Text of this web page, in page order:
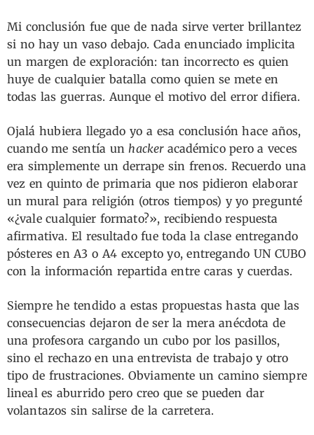
Mi conclusión fue que de nada sirve verter brillantez
si no hay un vaso debajo. Cada enunciado implicita
un margen de exploración: tan incorrecto es quien
huye de cualquier batalla como quien se mete en
todas las guerras. Aunque el motivo del error difiera.
Ojalá hubiera llegado yo a esa conclusión hace años,
cuando me sentía unhackeracadémico pero a veces
era simplemente un derrape sin frenos. Recuerdo una
vez en quinto de primaria que nos pidieron elaborar
un mural para religión (otros tiempos) y yo pregunté
«¿vale cualquier formato?», recibiendo respuesta
afirmativa. El resultado fue toda la clase entregando
pósteres en A3 o A4 excepto yo, entregando UN CUBO
con la información repartida entre caras y cuerdas.
Siempre he tendido a estas propuestas hasta que las
consecuencias dejaron de ser la mera anécdota de
una profesora cargando un cubo por los pasillos,
sino el rechazo en una entrevista de trabajo y otro
tipo de frustraciones. Obviamente un camino siempre
lineal es aburrido pero creo que se pueden dar
volantazos sin salirse de la carretera.